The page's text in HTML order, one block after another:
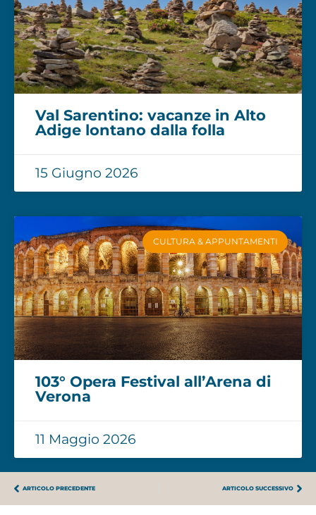
Val Sarentino: vacanze in Alto
Adige lontano dalla folla
15 Giugno 2026
CULTURA & APPUNTAMENTI
103° Opera Festival all’Arena di
Verona
11 Maggio 2026
ARTICOLO PRECEDENTE ARTICOLO SUCCESSIVO